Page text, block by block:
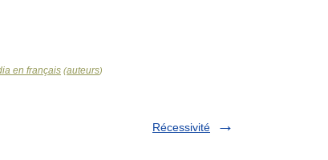
en français (auteurs)
Récessivité